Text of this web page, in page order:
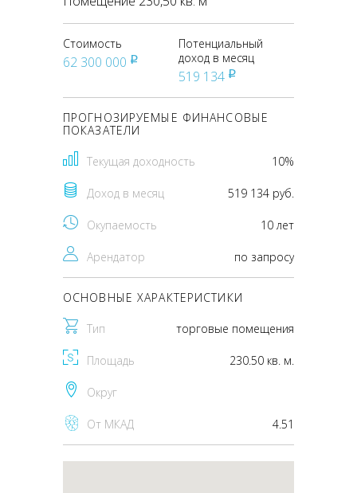
Стоимость
62 300 000 pуб
Потенциальный
доход в месяц
519 134 pуб
ПРОГНОЗИРУЕМЫЕ ФИНАНСОВЫЕ
ПОКАЗАТЕЛИ
Текущая доходность 10%
Доход в месяц 519 134 руб.
Окупаемость 10 лет
Арендатор по запросу
ОСНОВНЫЕ ХАРАКТЕРИСТИКИ
Тип торговые помещения
Площадь 230.50 кв. м.
Округ
От МКАД 4.51